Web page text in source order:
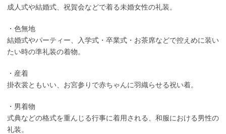
成人式や結婚式、祝賀会などで着る未婚女性の礼装。
・色無地
結婚式やパーティー、入学式・卒業式・お茶席などで控えめに装い
たい時の準礼装の着物。
・産着
掛衣裳ともいい、お宮参りで赤ちゃんに羽織らせる祝い着。
・男着物
式典などの格式を重んじる行事に着用される、和服における男性の
礼装。